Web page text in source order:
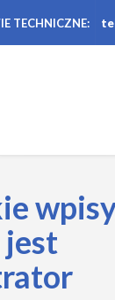
TECHNICZNE:
jest